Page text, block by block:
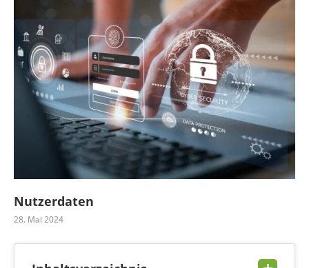
Nutzerdaten
28. Mai 2024